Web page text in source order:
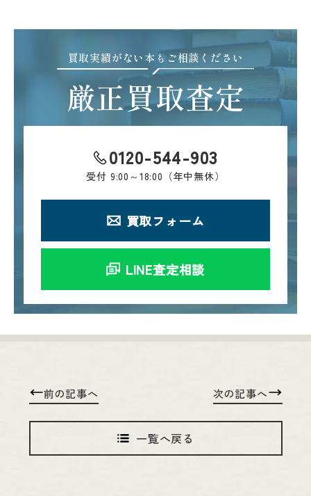
買取実績がない本もご相談ください
厳正買取査定
0120-544-903
受付 9:00～18:00（年中無休）
買取フォーム
LINE査定相談
前の記事へ
一覧へ戻る
次の記事へ